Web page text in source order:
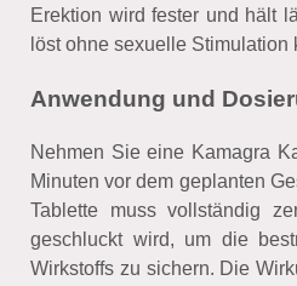
Erektion wird fester und hält
löst ohne sexuelle Stimulation
Anwendung und
Nehmen Sie eine Kamagra
Minuten vor dem geplanten
Tablette muss vollständig
geschluckt wird, um die
Wirkstoffs zu sichern. Die